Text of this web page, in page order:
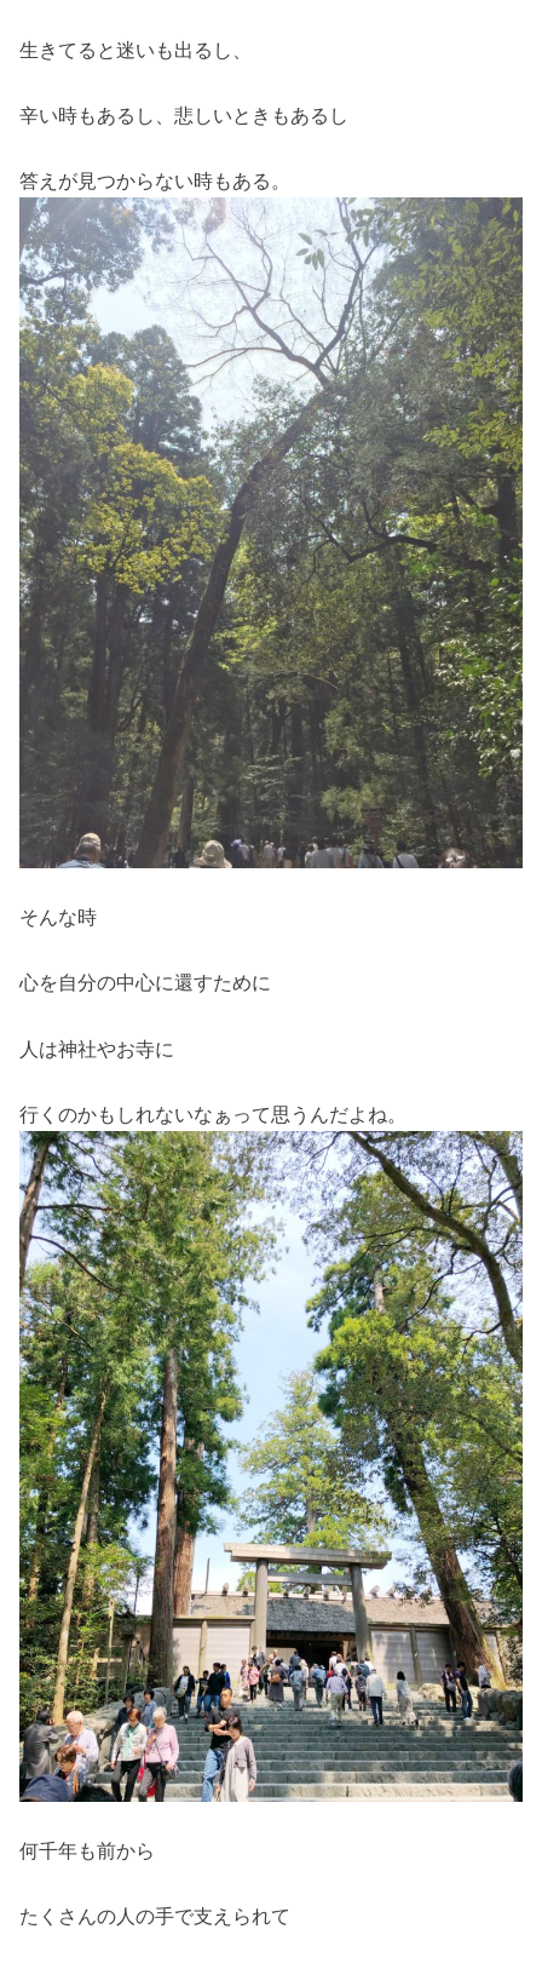
生きてると迷いも出るし、
辛い時もあるし、悲しいときもあるし
答えが見つからない時もある。
そんな時
心を自分の中心に還すために
人は神社やお寺に
行くのかもしれないなぁって思うんだよね。
何千年も前から
たくさんの人の手で支えられて